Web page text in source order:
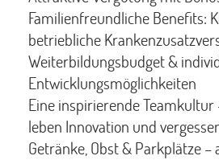
Familienfreundliche Benefits:
betriebliche
Weiterbildungsbudget &
Entwicklungsmöglichkeiten
Eine inspirierende
leben Innovation und
Getränke, Obst & Parkplätze –